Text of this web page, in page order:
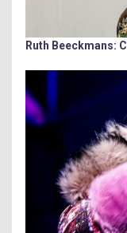
Ruth Beeckmans: